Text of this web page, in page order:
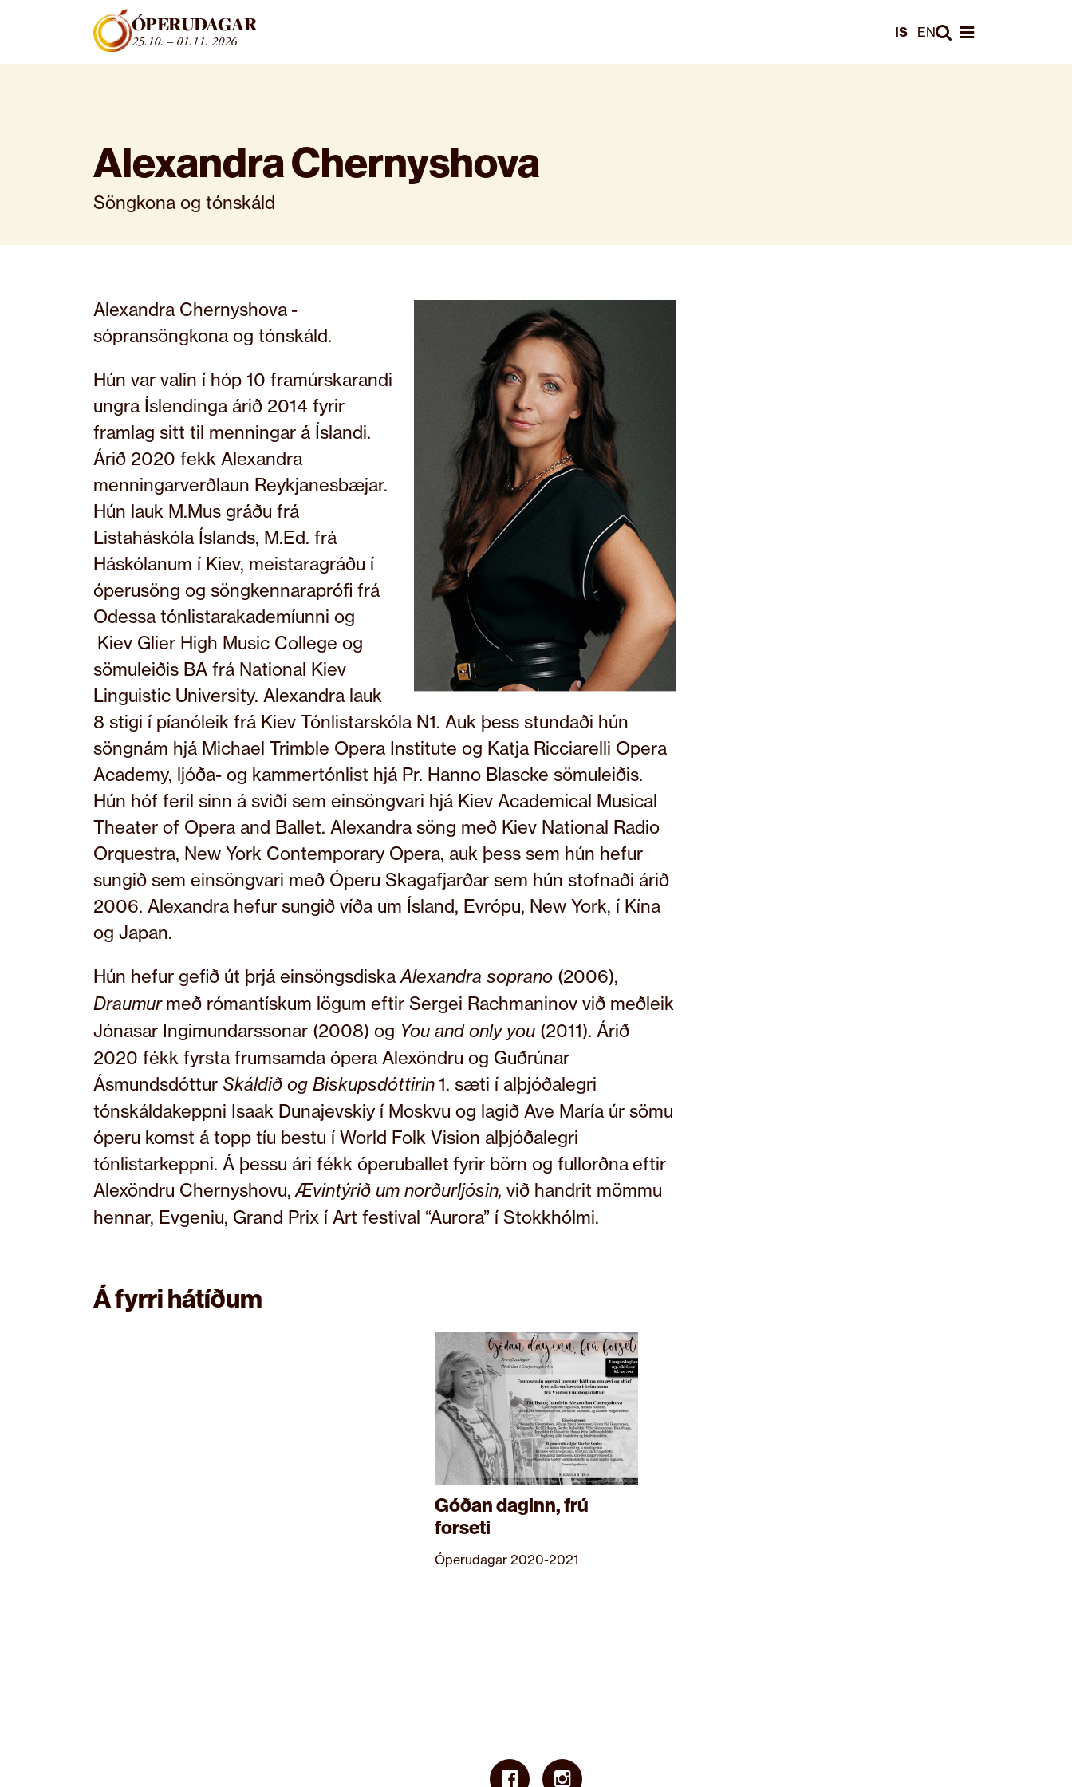
ÓPERUDAGAR
25.10. – 01.11. 2026
IS EN
Leita
Alexandra Chernyshova
Söngkona og tónskáld
Alexandra Chernyshova -
sópransöngkona og tónskáld.
Hún var valin í hóp 10 framúrskarandi
ungra Íslendinga árið 2014 fyrir
framlag sitt til menningar á Íslandi.
Árið 2020 fekk Alexandra
menningarverðlaun Reykjanesbæjar.
Hún lauk M.Mus gráðu frá
Listaháskóla Íslands, M.Ed. frá
Háskólanum í Kiev, meistaragráðu í
óperusöng og söngkennaraprófi frá
Odessa tónlistarakademíunni og
Kiev Glier High Music College og
sömuleiðis BA frá National Kiev
Linguistic University. Alexandra lauk
8 stigi í píanóleik frá Kiev Tónlistarskóla N1. Auk þess stundaði hún
söngnám hjá Michael Trimble Opera Institute og Katja Ricciarelli Opera
Academy, ljóða- og kammertónlist hjá Pr. Hanno Blascke sömuleiðis.
Hún hóf feril sinn á sviði sem einsöngvari hjá Kiev Academical Musical
Theater of Opera and Ballet. Alexandra söng með Kiev National Radio
Orquestra, New York Contemporary Opera, auk þess sem hún hefur
sungið sem einsöngvari með Óperu Skagafjarðar sem hún stofnaði árið
2006. Alexandra hefur sungið víða um Ísland, Evrópu, New York, í Kína
og Japan.
Hún hefur gefið út þrjá einsöngsdiska Alexandra soprano (2006),
Draumurmeð rómantískum lögum eftir Sergei Rachmaninov við meðleik
Jónasar Ingimundarssonar (2008) og You and only you (2011). Árið
2020 fékk fyrsta frumsamda ópera Alexöndru og Guðrúnar
Ásmundsdóttur Skáldið og Biskupsdóttirin 1. sæti í alþjóðalegri
tónskáldakeppni Isaak Dunajevskiy í Moskvu og lagið Ave María úr sömu
óperu komst á topp tíu bestu í World Folk Vision alþjóðalegri
tónlistarkeppni. Á þessu ári fékk óperuballet fyrir börn og fullorðna eftir
Alexöndru Chernyshovu, Ævintýrið um norðurljósin, við handrit mömmu
hennar, Evgeniu, Grand Prix í Art festival “Aurora” í Stokkhólmi.
Á fyrri hátíðum
Góðan daginn, frú
forseti
Óperudagar 2020-2021